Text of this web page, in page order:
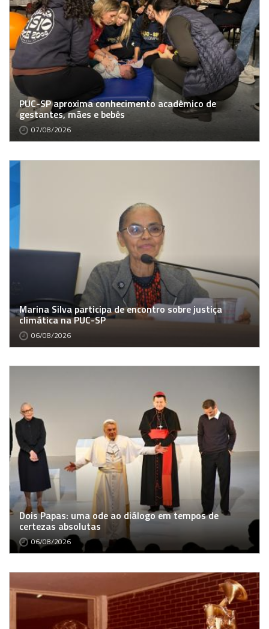
PUC-SP aproxima conhecimento acadêmico de
gestantes, mães e bebês
07/08/2026
Marina Silva participa de encontro sobre justiça
climática na PUC-SP
06/08/2026
Dois Papas: uma ode ao diálogo em tempos de
certezas absolutas
06/08/2026